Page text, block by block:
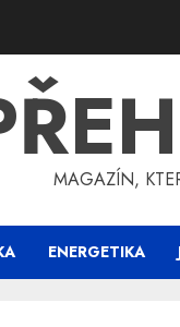
MAGAZÍN,
ENERGETIKA